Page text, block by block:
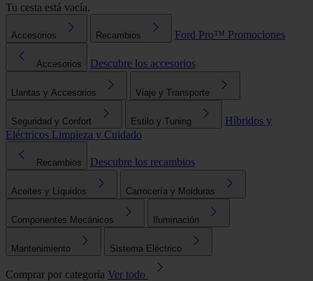
Tu cesta está vacía.
Accesorios Recambios Ford Pro™ Promociones
Accesorios Descubre los accesorios
Llantas y Accesorios Viaje y Transporte
Seguridad y Confort Estilo y Tuning
Híbridos y
Eléctricos Limpieza y Cuidado
Recambios Descubre los recambios
Aceites y Líquidos Carrocería y Molduras
Componentes Mecánicos Iluminación
Mantenimiento Sistema Eléctrico
Comprar por categoría Ver todo